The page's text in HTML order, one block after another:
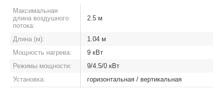
Максимальная
длина воздушного
потока:
2.5 м
Длина (м):
1.04 м
Мощность нагрева:
9 кВт
Режимы мощности:
9/4.5/0 кВт
Установка:
горизонтальная / вертикальная